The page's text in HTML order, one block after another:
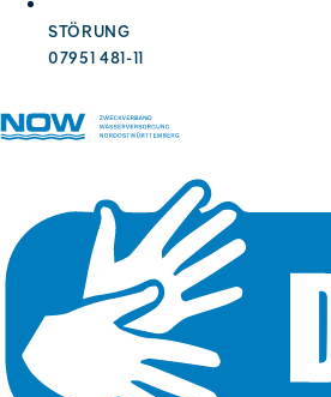
STÖRUNG
07951 481-11